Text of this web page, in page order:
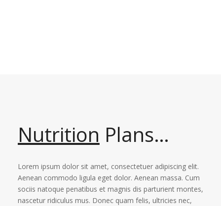
Nutrition Plans…
Lorem ipsum dolor sit amet, consectetuer adipiscing elit.
Aenean commodo ligula eget dolor. Aenean massa. Cum
sociis natoque penatibus et magnis dis parturient montes,
nascetur ridiculus mus. Donec quam felis, ultricies nec,